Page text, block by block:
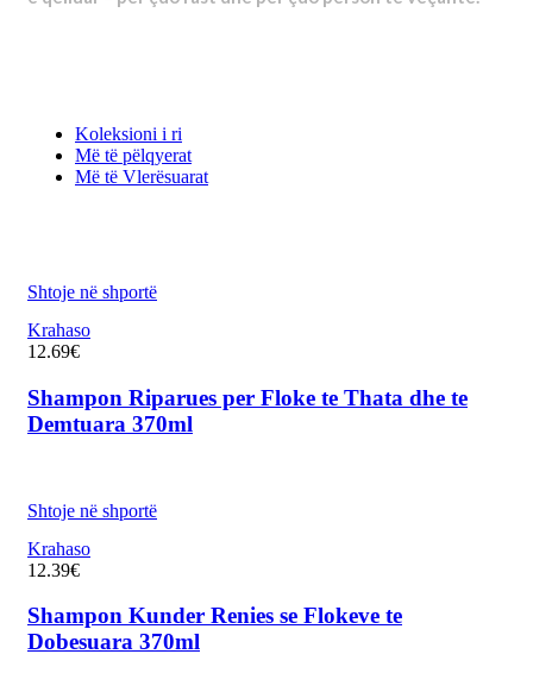
Koleksioni i ri
Më të pëlqyerat
Më të Vlerësuarat
Shtoje në shportë
Krahaso
12.69€
Shampon Riparues per Floke te Thata dhe te
Demtuara 370ml
Shtoje në shportë
Krahaso
12.39€
Shampon Kunder Renies se Flokeve te
Dobesuara 370ml